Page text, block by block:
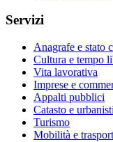
Servizi
Anagrafe e stato
Cultura e tempo
Vita lavorativa
Imprese e
Appalti pubblici
Catasto e
Turismo
Mobilità e